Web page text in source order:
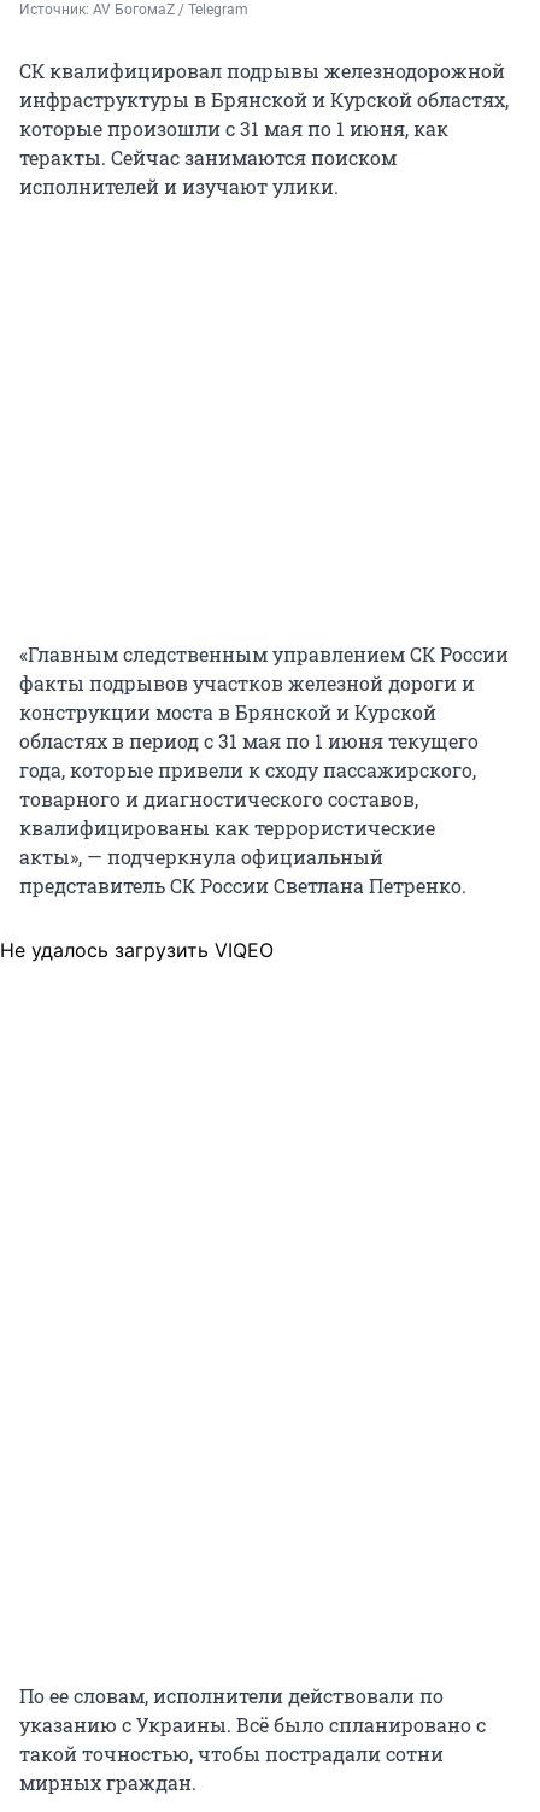
Источник: AV БогомаZ / Telegram
СК квалифицировал подрывы железнодорожной
инфраструктуры в Брянской и Курской областях,
которые произошли с 31 мая по 1 июня, как
теракты. Сейчас занимаются поиском
исполнителей и изучают улики.
«Главным следственным управлением СК России
факты подрывов участков железной дороги и
конструкции моста в Брянской и Курской
областях в период с 31 мая по 1 июня текущего
года, которые привели к сходу пассажирского,
товарного и диагностического составов,
квалифицированы как террористические
акты», — подчеркнула официальный
представитель СК России Светлана Петренко.
Не удалось загрузить VIQEO
По ее словам, исполнители действовали по
указанию с Украины. Всё было спланировано с
такой точностью, чтобы пострадали сотни
мирных граждан.